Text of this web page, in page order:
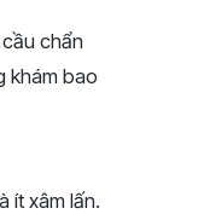
chẩn
khám bao
ít xâm lấn.